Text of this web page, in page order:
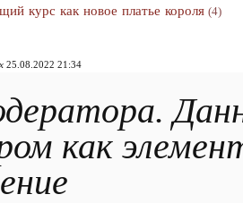
курс как новое платье короля (4)
25.08.2022 21:34
как